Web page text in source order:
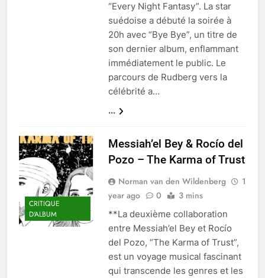
“Every Night Fantasy”. La star
suédoise a débuté la soirée à
20h avec “Bye Bye”, un titre de
son dernier album, enflammant
immédiatement le public. Le
parcours de Rudberg vers la
célébrité a…
...
CRITIQUE
D'ALBUM
Messiah’el Bey & Rocío del
Pozo – The Karma of Trust
Norman van den Wildenberg
1
year ago
0 3 mins
**La deuxième collaboration
entre Messiah’el Bey et Rocío
del Pozo, “The Karma of Trust”,
est un voyage musical fascinant
qui transcende les genres et les